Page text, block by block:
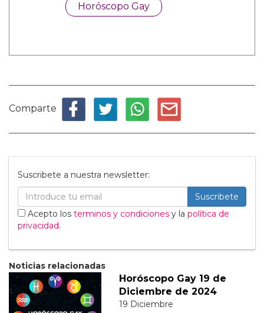
Horóscopo Gay
Comparte
Suscribete a nuestra newsletter:
Suscribete
Acepto los terminos y condiciones y la política de
privacidad.
Noticias relacionadas
Horóscopo Gay 19 de
Diciembre de 2024
19 Diciembre